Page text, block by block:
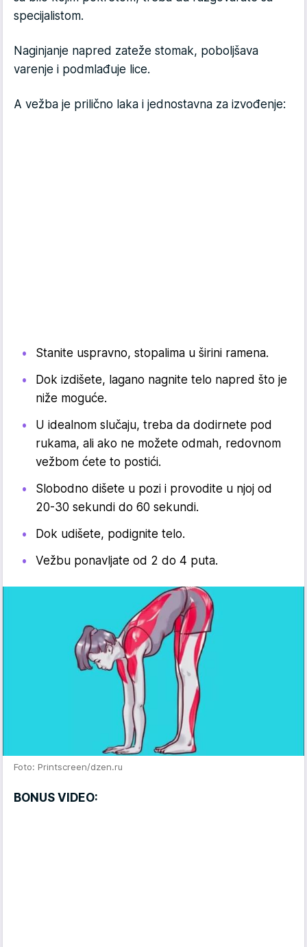
specijalistom.
Naginjanje napred zateže stomak, poboljšava
varenje i podmlađuje lice.
A vežba je prilično laka i jednostavna za izvođenje:
Stanite uspravno, stopalima u širini ramena.
Dok izdišete, lagano nagnite telo napred što je
niže moguće.
U idealnom slučaju, treba da dodirnete pod
rukama, ali ako ne možete odmah, redovnom
vežbom ćete to postići.
Slobodno dišete u pozi i provodite u njoj od
20-30 sekundi do 60 sekundi.
Dok udišete, podignite telo.
Vežbu ponavljate od 2 do 4 puta.
Foto: Printscreen/dzen.ru
BONUS VIDEO: